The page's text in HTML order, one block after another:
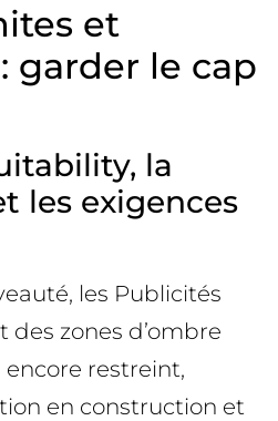
et
garder le cap
la
les exigences
les Publicités
zones d’ombre
restreint,
en construction et